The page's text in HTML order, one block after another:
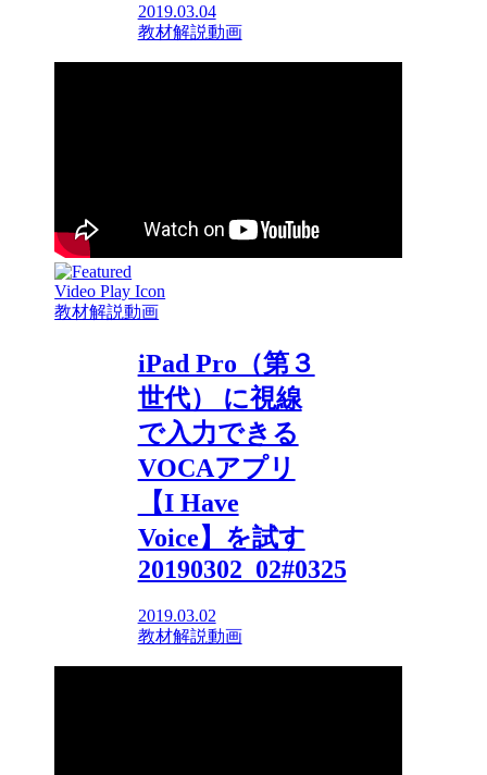
2019.03.04
教材解説動画
教材解説動画
iPad Pro（第３
世代） に視線
で入力できる
VOCAアプリ
【I Have
Voice】を試す
20190302_02#0325
2019.03.02
教材解説動画